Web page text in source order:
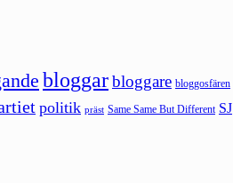
bloggarbloggare bloggosfären
politik präst Same Same But Different SJ